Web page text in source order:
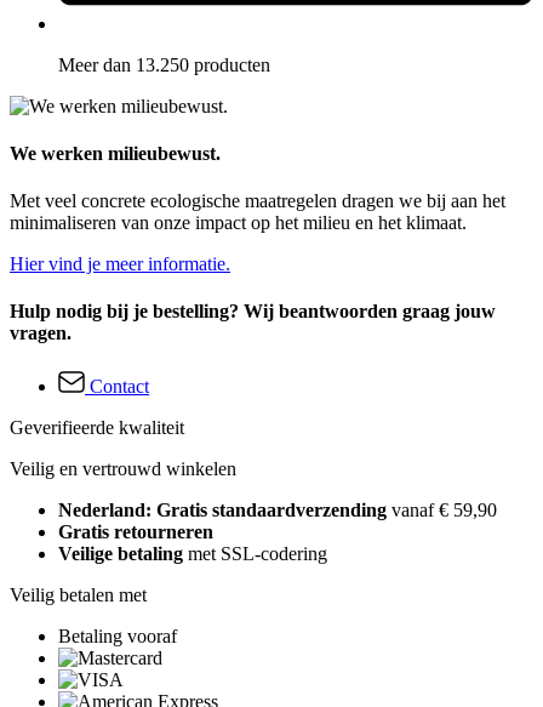
Meer dan 13.250 producten
We werken milieubewust.
Met veel concrete ecologische maatregelen dragen we bij aan het
minimaliseren van onze impact op het milieu en het klimaat.
Hier vind je meer informatie.
Hulp nodig bij je bestelling? Wij beantwoorden graag jouw
vragen.
Contact
Geverifieerde kwaliteit
Veilig en vertrouwd winkelen
Nederland: Gratis standaardverzending vanaf € 59,90
Gratis retourneren
Veilige betaling met SSL-codering
Veilig betalen met
Betaling vooraf